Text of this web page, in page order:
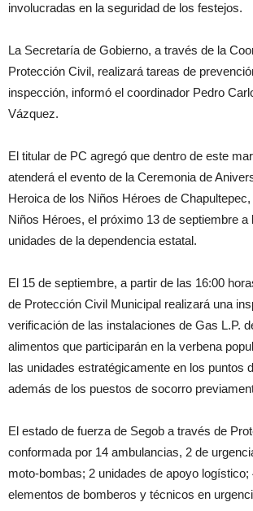
involucradas en la seguridad de los festejos.
La Secretaría de Gobierno, a través de la
Protección Civil, realizará tareas de
inspección, informó el coordinador Pedro
Vázquez.
El titular de PC agregó que dentro de este
atenderá el evento de la Ceremonia de
Heroica de los Niños Héroes de
Niños Héroes, el próximo 13 de septiembre a
unidades de la dependencia estatal.
El 15 de septiembre, a partir de las 16:00
de Protección Civil Municipal realizará una
verificación de las instalaciones de Gas L.P.
alimentos que participarán en la verbena
las unidades estratégicamente en los puntos
además de los puestos de socorro
El estado de fuerza de Segob a través de
conformada por 14 ambulancias, 2 de
moto-bombas; 2 unidades de apoyo
elementos de bomberos y técnicos en